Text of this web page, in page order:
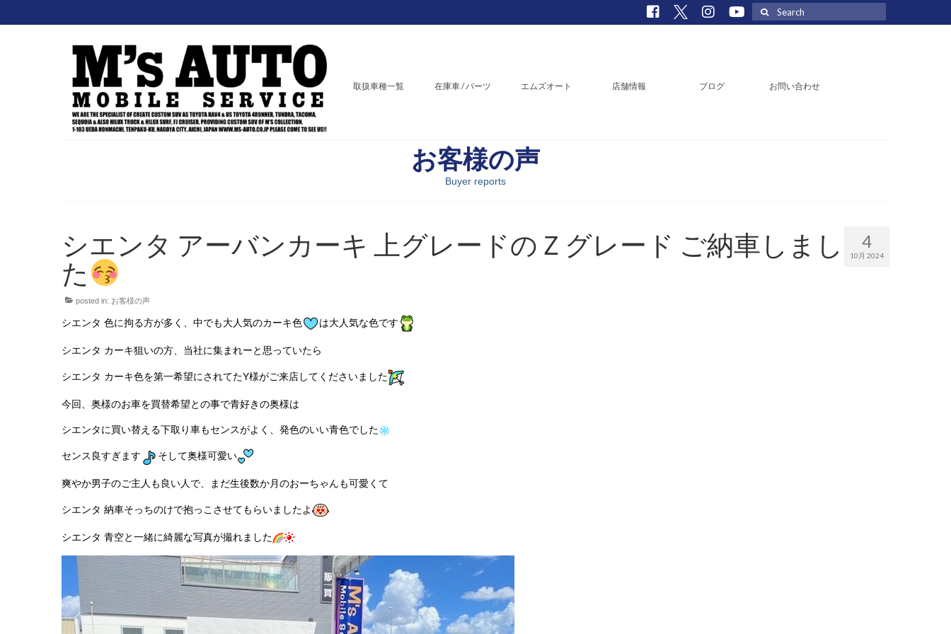
Search
for:
取扱車種一覧 在庫車 / パーツ エムズオート 店舗情報 ブログ お問い合わせ
お客様の声
Buyer reports
4
10月 2024
シエンタ アーバンカーキ 上グレードのＺグレード ご納車しまし
た
posted in: お客様の声
シエンタ 色に拘る方が多く、中でも大人気のカーキ色 は大人気な色です
シエンタ カーキ狙いの方、当社に集まれーと思っていたら
シエンタ カーキ色を第一希望にされてたY様がご来店してくださいました
今回、奥様のお車を買替希望との事で青好きの奥様は
シエンタに買い替える下取り車もセンスがよく、発色のいい青色でした
センス良すぎます そして奥様可愛い
爽やか男子のご主人も良い人で、まだ生後数か月のおーちゃんも可愛くて
シエンタ 納車そっちのけで抱っこさせてもらいましたよ
シエンタ 青空と一緒に綺麗な写真が撮れました